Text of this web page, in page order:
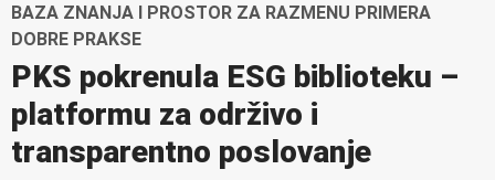
BAZA ZNANJA I PROSTOR ZA RAZMENU PRIMERA
DOBRE PRAKSE
PKS pokrenula ESG biblioteku –
platformu za održivo i
transparentno poslovanje